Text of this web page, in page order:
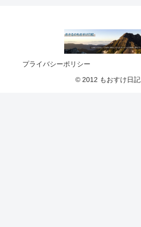
プライバシーポリシー
© 2012 もおすけ日記.